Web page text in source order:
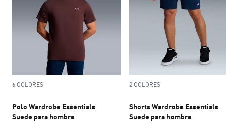
6 COLORES
Polo Wardrobe Essentials
Suede para hombre
2 COLORES
Shorts Wardrobe Essentials
Suede para hombre